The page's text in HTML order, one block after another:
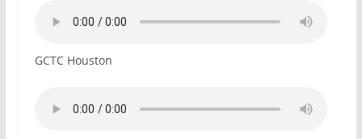
GCTC Houston